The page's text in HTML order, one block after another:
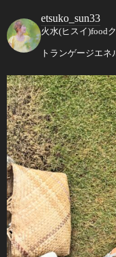
etsuko_sun33
火水(ヒスイ)food
トランゲージエネ